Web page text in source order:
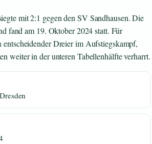
mit 2:1 gegen den SV Sandhausen. Die
fand am 19. Oktober 2024 statt. Für
entscheidender Dreier im Aufstiegskampf,
weiter in der unteren Tabellenhälfte verharrt.